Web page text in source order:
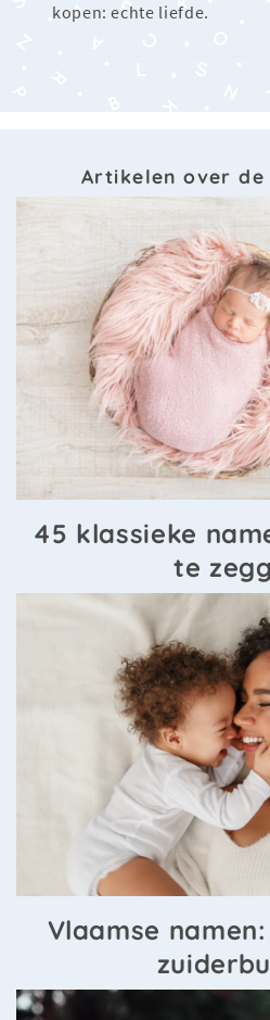
kopen: echte liefde.
Artikelen over
45 klassieke
te
Vlaamse